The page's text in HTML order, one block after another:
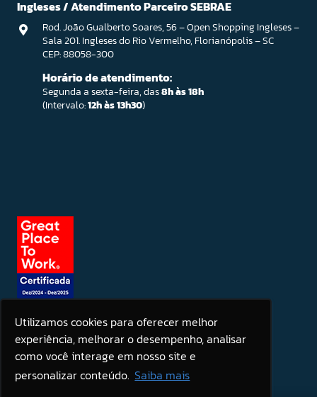
Utilizamos cookies para oferecer melhor
experiência, melhorar o desempenho, analisar
como você interage em nosso site e
personalizar conteúdo. Saiba mais
Ingleses / Atendimento Parceiro SEBRAE
Rod. João Gualberto Soares, 56 – Open Shopping Ingleses –
Sala 201. Ingleses do Rio Vermelho, Florianópolis – SC
CEP: 88058-300
Horário de atendimento:
Segunda a sexta-feira, das8h às 18h
(Intervalo:12h às 13h30)
Seja um patrocinador